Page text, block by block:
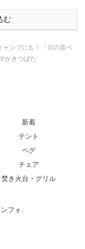
む
ャンプにも！「川の音ベ
かきつばた
新着
テント
ペグ
チェア
焚き火台・グリル
フォ.